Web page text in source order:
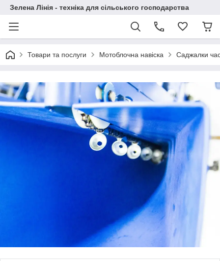
Зелена Лінія - техніка для сільського господарства
Товари та послуги Мотоблочна навіска Саджалки